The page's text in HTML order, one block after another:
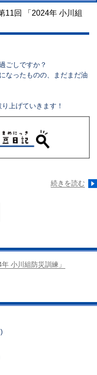
11回 「2024年 小川組
ごしですか？
なったものの、まだまだ油
上げていきます！
続きを読む
小川組防災訓練」